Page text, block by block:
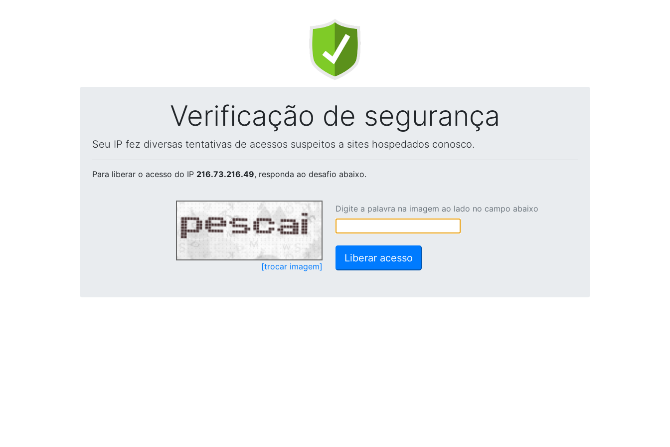
Verificação de segurança
Seu IP fez diversas tentativas de acessos suspeitos a sites hospedados conosco.
Para liberar o acesso do IP 216.73.216.49, responda ao desafio abaixo.
[trocar imagem]
Digite a palavra na imagem ao lado no campo abaixo